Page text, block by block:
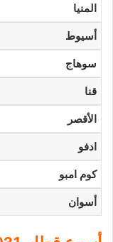
المنيا
أسيوط
سوهاج
قنا
الأقصر
ادفو
كوم امبو
أسوان